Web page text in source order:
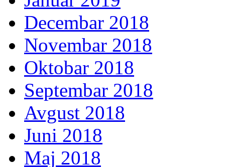
Decembar 2018
Novembar 2018
Oktobar 2018
Septembar 2018
Avgust 2018
Juni 2018
Maj 2018